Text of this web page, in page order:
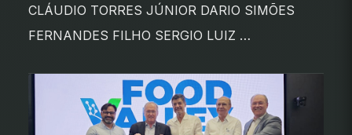
CLÁUDIO TORRES JÚNIOR DARIO SIMÕES
FERNANDES FILHO SERGIO LUIZ …